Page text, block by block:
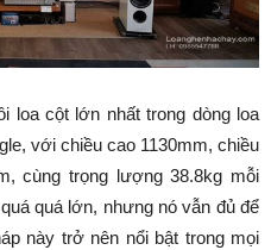
loa cột lớn nhất trong dòng loa
với chiều cao 1130mm, chiều
cùng trọng lượng 38.8kg mỗi
quá lớn, nhưng nó vẫn đủ để
này trở nên nổi bật trong mọi